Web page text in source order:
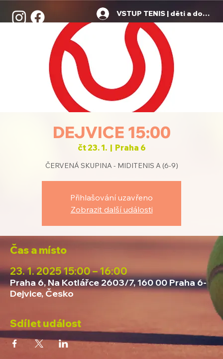
VSTUP TENIS | děti a dospělí
DEJVICE 15:00
čt 23. 1.
  |
Praha 6
ČERVENÁ SKUPINA - MIDITENIS A (6-9)
Přihlašování uzavřeno
Zobrazit další události
Čas a místo
23. 1. 2025 15:00 – 16:00
Praha 6, Na Kotlářce 2603/7, 160 00 Praha 6-
Dejvice, Česko
Sdílet událost